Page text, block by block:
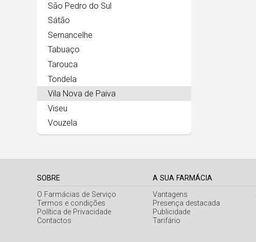
São Pedro do Sul
Sátão
Sernancelhe
Tabuaço
Tarouca
Tondela
Vila Nova de Paiva
Viseu
Vouzela
SOBRE
O Farmácias de Serviço
Termos e condições
Política de Privacidade
Contactos
A SUA FARMÁCIA
Vantagens
Presença destacada
Publicidade
Tarifário